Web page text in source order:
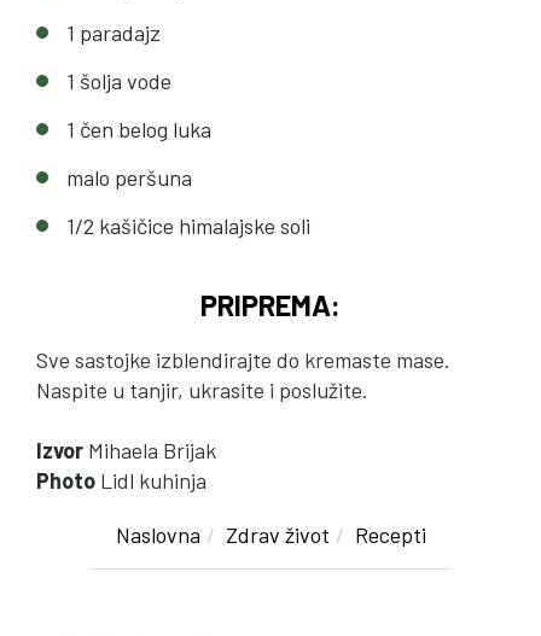
1 paradajz
1 šolja vode
1 čen belog luka
malo peršuna
1/2 kašičice himalajske soli
PRIPREMA:
Sve sastojke izblendirajte do kremaste mase.
Naspite u tanjir, ukrasite i poslužite.
Izvor Mihaela Brijak
Photo Lidl kuhinja
Naslovna Zdrav život Recepti